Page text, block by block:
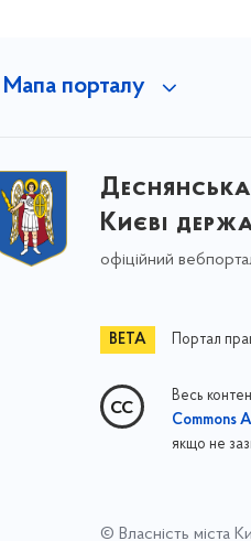
Мапа порталу
Києві
офіційний
Портал
Весь
Commons
якщо не
© Власність міста